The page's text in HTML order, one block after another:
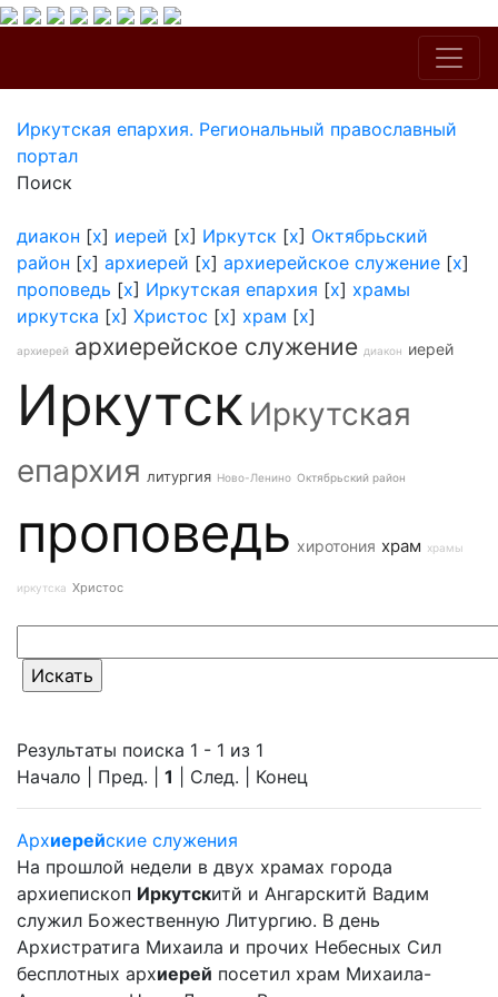
Иркутская епархия. Региональный православный
портал
Поиск
диакон [x] иерей [x] Иркутск [x] Октябрьский
район [x] архиерей [x] архиерейское служение [x]
проповедь [x] Иркутская епархия [x] храмы
иркутска [x] Христос [x] храм [x]
архиерей архиерейское служение диакон иерей
Иркутск Иркутская
епархия литургия Ново-Ленино Октябрьский район
проповедь хиротония храм храмы
иркутска Христос
Результаты поиска 1 - 1 из 1
Начало | Пред. | 1 | След. | Конец
Архиерейские служения
На прошлой недели в двух храмах города
архиепископ Иркутскитй и Ангарскитй Вадим
служил Божественную Литургию. В день
Архистратига Михаила и прочих Небесных Сил
бесплотных архиерей посетил храм Михаила-